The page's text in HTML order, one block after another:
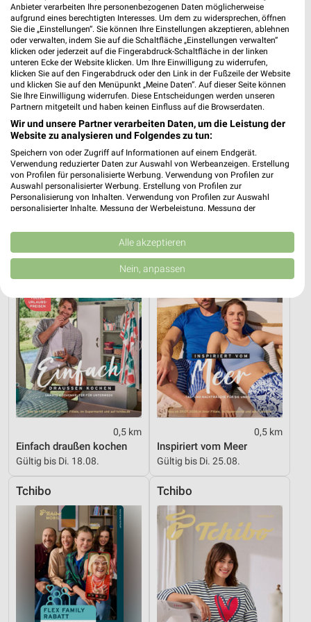
0,5 km
Alpaka cleaning collection
Gültig bis Di. 01.09.
0,3 km
Summer Days
Gültig bis Di. 01.09.
0,5 km
Einfach draußen kochen
Gültig bis Di. 18.08.
0,5 km
Inspiriert vom Meer
Gültig bis Di. 25.08.
Tchibo Tchibo
Anbieter verarbeiten Ihre personenbezogenen Daten möglicherweise
aufgrund eines berechtigten Interesses. Um dem zu widersprechen, öffnen
Sie die „Einstellungen“. Sie können Ihre Einstellungen akzeptieren, ablehnen
oder verwalten, indem Sie auf die Schaltfläche „Einstellungen verwalten“
klicken oder jederzeit auf die Fingerabdruck-Schaltfläche in der linken
unteren Ecke der Website klicken. Um Ihre Einwilligung zu widerrufen,
klicken Sie auf den Fingerabdruck oder den Link in der Fußzeile der Website
und klicken Sie auf den Menüpunkt „Meine Daten“. Auf dieser Seite können
Sie Ihre Einwilligung widerrufen. Diese Entscheidungen werden unseren
Partnern mitgeteilt und haben keinen Einfluss auf die Browserdaten.
Wir und unsere Partner verarbeiten Daten, um die Leistung der
Website zu analysieren und Folgendes zu tun:
Speichern von oder Zugriff auf Informationen auf einem Endgerät.
Verwendung reduzierter Daten zur Auswahl von Werbeanzeigen. Erstellung
von Profilen für personalisierte Werbung. Verwendung von Profilen zur
Auswahl personalisierter Werbung. Erstellung von Profilen zur
Personalisierung von Inhalten. Verwendung von Profilen zur Auswahl
personalisierter Inhalte. Messung der Werbeleistung. Messung der
Kombinationen von Daten aus verschiedenen Quellen. Entwicklung und
Verbesserung der Angebote. Verwendung reduzierter Daten zur Auswahl
von Inhalten.
Daten können außerhalb der Europäischen Union weitergegeben und in die
USA gesendet werden.
Website/App.
Partnerliste anzeigen (1 IAB-Anbieter)
Wir nutzen Ihre Daten für folgende Zwecke:
IAB-Verarbeitungszwecke:
Speichern von oder Zugriff auf Informationen
auf einem Endgerät
Verwendung reduzierter Daten zur Auswahl von
Erstellung von Profilen für personalisierte
Werbung
Verwendung von Profilen zur Auswahl
personalisierter Werbung
Erstellung von Profilen zur Personalisierung
von Inhalten
Verwendung von Profilen zur Auswahl
personalisierter Inhalte
Messung der Werbeleistung
Alle akzeptieren
Nein, anpassen